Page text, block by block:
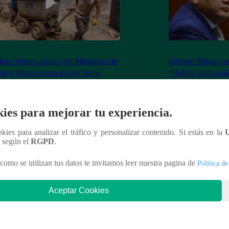
observaciones del Ministerio de
y Minas contra la Ley Mape
Edward Málaga
“Habría
para mejorar tu experiencia.
para analizar el tráfico y personalizar contenido. Si estás en la
según el RGPD.
se utilizan tus datos te invitamos leer nuestra pagina de Política
Aceptar Cookies